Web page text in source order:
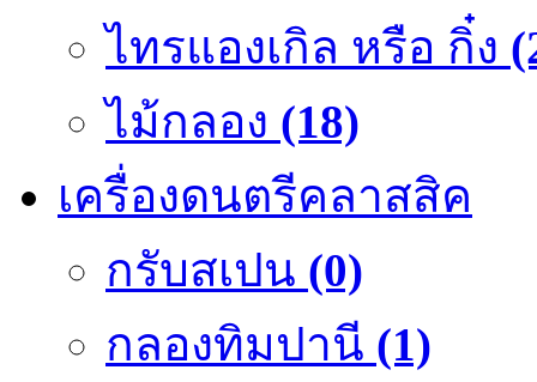
ไทรแองเกิล หรือ กิ๋ง
ไม้กลอง (18)
เครื่องดนตรีคลาสสิค
กรับสเปน (0)
กลองทิมปานี (1)